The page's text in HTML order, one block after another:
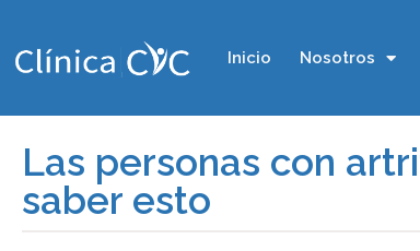
Inicio Nosotros
Las personas con
saber esto